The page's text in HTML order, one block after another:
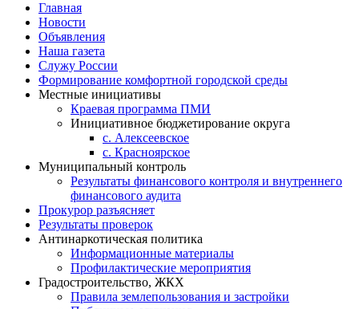
Главная
Новости
Объявления
Наша газета
Служу России
Формирование комфортной городской среды
Местные инициативы
Краевая программа ПМИ
Инициативное бюджетирование округа
с. Алексеевское
с. Красноярское
Муниципальный контроль
Результаты финансового контроля и внутреннего
финансового аудита
Прокурор разъясняет
Результаты проверок
Антинаркотическая политика
Информационные материалы
Профилактические мероприятия
Градостроительство, ЖКХ
Правила землепользования и застройки